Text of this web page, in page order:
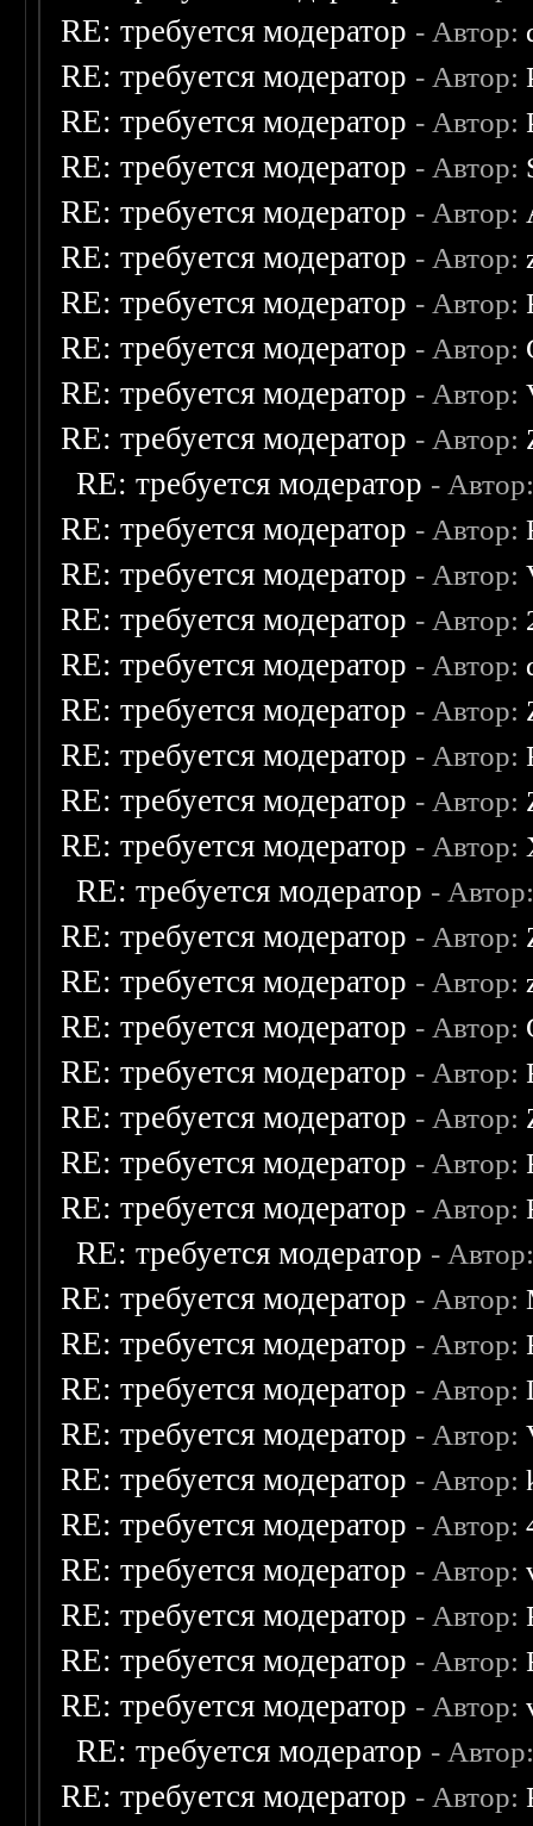
RE: требуется модератор - Автор:
RE: требуется модератор - Автор:
RE: требуется модератор - Автор:
RE: требуется модератор - Автор:
RE: требуется модератор - Автор:
RE: требуется модератор - Автор:
RE: требуется модератор - Автор:
RE: требуется модератор - Автор:
RE: требуется модератор - Автор:
RE: требуется модератор - Автор:
RE: требуется модератор -
RE: требуется модератор - Автор:
RE: требуется модератор - Автор:
RE: требуется модератор - Автор:
RE: требуется модератор - Автор:
RE: требуется модератор - Автор:
RE: требуется модератор - Автор:
RE: требуется модератор - Автор:
RE: требуется модератор - Автор:
RE: требуется модератор -
RE: требуется модератор - Автор:
RE: требуется модератор - Автор:
RE: требуется модератор - Автор:
RE: требуется модератор - Автор:
RE: требуется модератор - Автор:
RE: требуется модератор - Автор:
RE: требуется модератор - Автор:
RE: требуется модератор -
RE: требуется модератор - Автор:
RE: требуется модератор - Автор:
RE: требуется модератор - Автор:
RE: требуется модератор - Автор:
RE: требуется модератор - Автор:
RE: требуется модератор - Автор:
RE: требуется модератор - Автор:
RE: требуется модератор - Автор:
RE: требуется модератор - Автор:
RE: требуется модератор - Автор:
RE: требуется модератор -
RE: требуется модератор - Автор: